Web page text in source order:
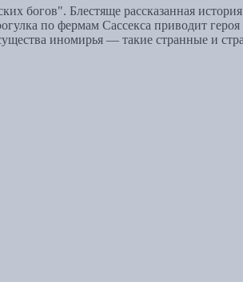
Блестяще рассказанная
по фермам Сассекса приводит
иномирья — такие странные и